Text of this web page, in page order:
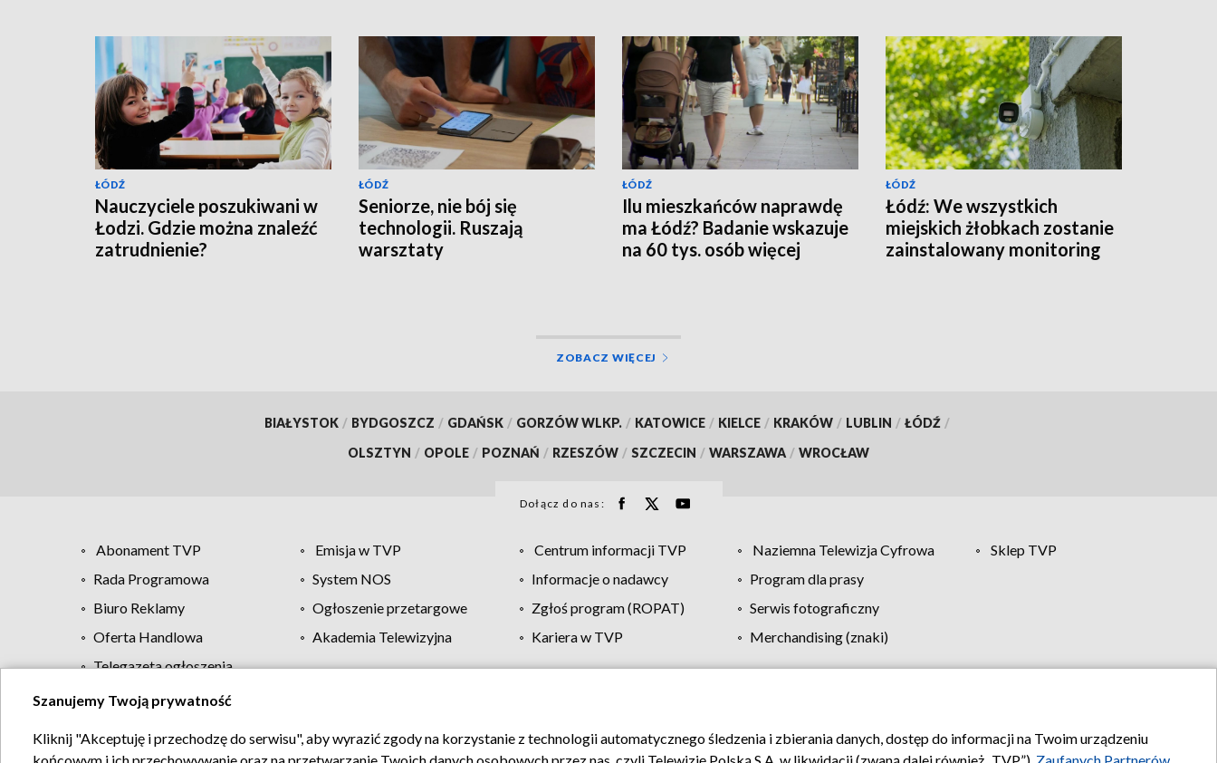
ŁÓDŹ
Nauczyciele poszukiwani w
Łodzi. Gdzie można znaleźć
zatrudnienie?
ŁÓDŹ
Seniorze, nie bój się
technologii. Ruszają
warsztaty
ŁÓDŹ
Ilu mieszkańców naprawdę
ma Łódź? Badanie wskazuje
na 60 tys. osób więcej
ŁÓDŹ
Łódź: We wszystkich
miejskich żłobkach zostanie
zainstalowany monitoring
ZOBACZ WIĘCEJ
BIAŁYSTOK / BYDGOSZCZ / GDAŃSK / GORZÓW WLKP. / KATOWICE / KIELCE / KRAKÓW / LUBLIN / ŁÓDŹ /
OLSZTYN / OPOLE / POZNAŃ / RZESZÓW / SZCZECIN / WARSZAWA / WROCŁAW
Dołącz do nas:
Abonament TVP Emisja w TVP Centrum informacji TVP Naziemna Telewizja Cyfrowa
Sklep TVP
Rada Programowa
System NOS Informacje o nadawcy
Program dla prasy
Biuro Reklamy
Ogłoszenie przetargowe Zgłoś program (ROPAT)
Serwis fotograficzny
Oferta Handlowa
Akademia Telewizyjna Kariera w TVP
Merchandising (znaki)
Telegazeta ogłoszenia
Regulamin TVP Polityka prywatności Moje zgody Pomoc Biuro reklamy Kontakt
Szanujemy Twoją prywatność
Kliknij "Akceptuję i przechodzę do serwisu", aby wyrazić zgody na korzystanie z technologii automatycznego śledzenia i zbierania danych, dostęp do informacji na Twoim urządzeniu